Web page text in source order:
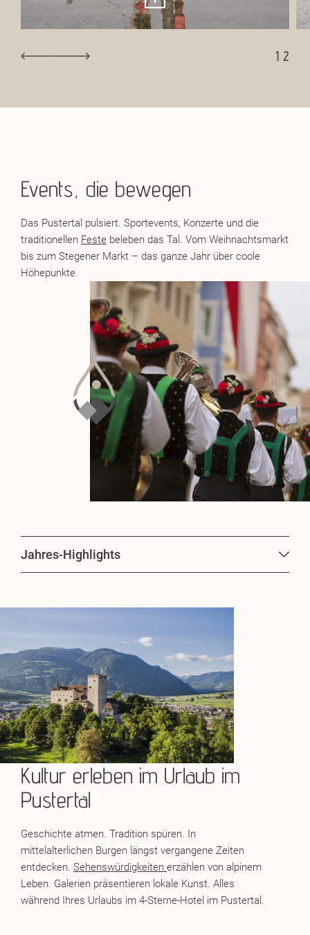
- E-Bike-Touren zu gemütlichen Almen
1 2
Events, die bewegen
Das Pustertal pulsiert. Sportevents, Konzerte und die
traditionellen Feste beleben das Tal. Vom Weihnachtsmarkt
bis zum Stegener Markt – das ganze Jahr über coole
Höhepunkte.
Jahres-Highlights
Biathlon-Weltcup in Antholz
Damen-Weltcuprennen in St. Vigil
Langlauf-Weltcuprennen in Toblach
Stadtfest Bruneck und Brixen (im jährlichen Wechsel)
Gustav Mahler Musikwochen in Toblach
Stegener Markt bei Bruneck
Apfelfest in Natz-Schabs
Musik und Shopping
Stadtfest Bruneck und Brixen (im jährlichen Wechsel)
Gustav Mahler Musikwochen in Toblach
Stegener Markt bei Bruneck
Apfelfest in Natz-Schabs
Kultur erleben im Urlaub im
Pustertal
Geschichte atmen. Tradition spüren. In
mittelalterlichen Burgen längst vergangene Zeiten
entdecken. Sehenswürdigkeiten erzählen von alpinem
Leben. Galerien präsentieren lokale Kunst. Alles
während Ihres Urlaubs im 4-Sterne-Hotel im Pustertal.